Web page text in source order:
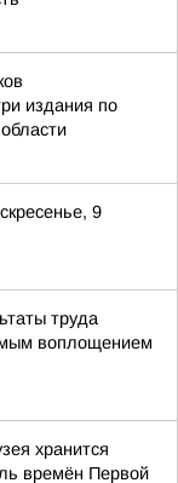
издания по
9
труда
воплощением
хранится
времён Первой